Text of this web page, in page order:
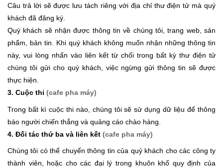
Câu trả lời sẽ được lưu tách riêng với địa chỉ thư điện tử mà quý
khách đã đăng ký.
Quý khách sẽ nhận được thông tin về chúng tôi, trang web, sản
phẩm, bản tin. Khi quý khách không muốn nhận những thông tin
này, vui lòng nhấn vào liên kết từ chối trong bất kỳ thư điện tử
chúng tôi gửi cho quý khách, việc ngừng gửi thông tin sẽ được
thực hiện.
3. Cuộc thi (cafe pha máy)
Trong bất kì cuộc thi nào, chúng tôi sẽ sử dụng dữ liệu để thông
báo người chiến thắng và quảng cáo chào hàng.
4. Đối tác thứ ba và liên kết (cafe pha máy)
Chúng tôi có thể chuyển thông tin của quý khách cho các công ty
thành viên, hoặc cho các đại lý trong khuôn khổ quy định của